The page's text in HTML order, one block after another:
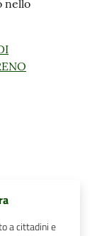
nello
a cittadini e